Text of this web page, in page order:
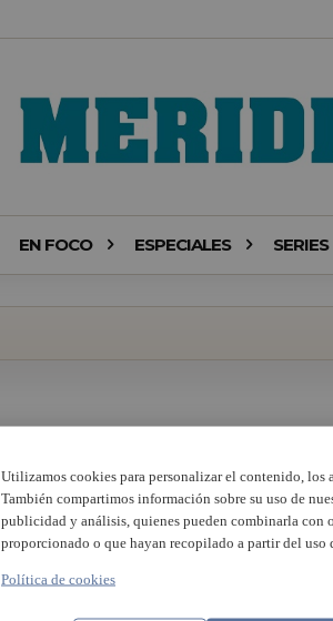
EN FOCO ESPECIALES SERIES
Utilizamos cookies para personalizar el contenido, los
También compartimos información sobre su uso de
publicidad y análisis, quienes pueden combinarla con
proporcionado o que hayan recopilado a partir del uso
Política de cookies